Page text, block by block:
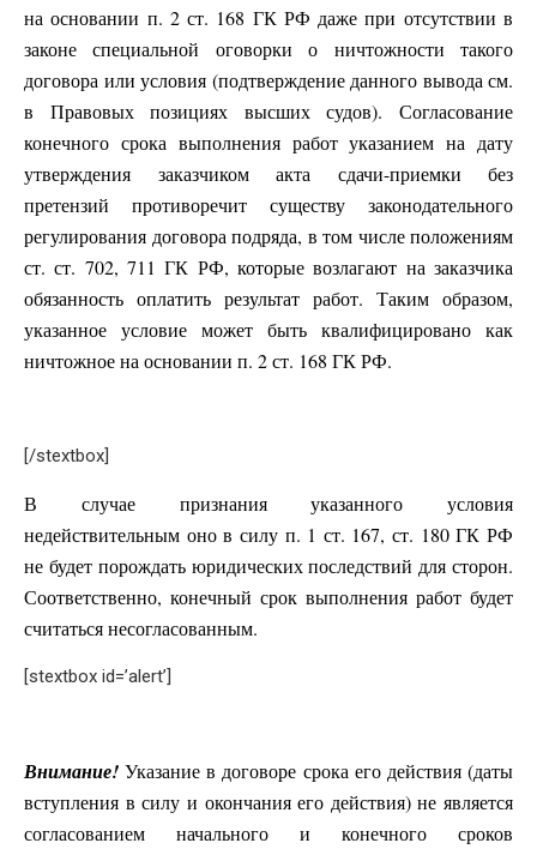
на основании п. 2 ст. 168 ГК РФ даже при отсутствии в
законе специальной оговорки о ничтожности такого
договора или условия (подтверждение данного вывода см.
в Правовых позициях высших судов). Согласование
конечного срока выполнения работ указанием на дату
утверждения заказчиком акта сдачи-приемки без
претензий противоречит существу законодательного
регулирования договора подряда, в том числе положениям
ст. ст. 702, 711 ГК РФ, которые возлагают на заказчика
обязанность оплатить результат работ. Таким образом,
указанное условие может быть квалифицировано как
ничтожное на основании п. 2 ст. 168 ГК РФ.
[/stextbox]
В случае признания указанного условия
недействительным оно в силу п. 1 ст. 167, ст. 180 ГК РФ
не будет порождать юридических последствий для сторон.
Соответственно, конечный срок выполнения работ будет
считаться несогласованным.
[stextbox id=’alert’]
Внимание! Указание в договоре срока его действия (даты
вступления в силу и окончания его действия) не является
согласованием начального и конечного сроков